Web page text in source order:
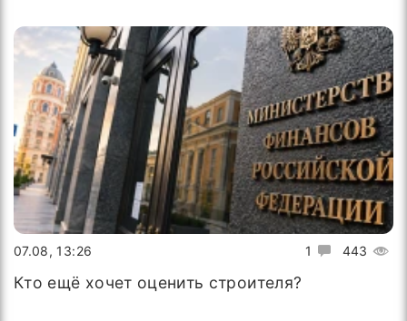
1 443
07.08, 13:26
Кто ещё хочет оценить строителя?